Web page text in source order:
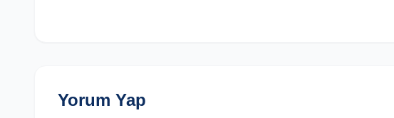
Yorum Yap